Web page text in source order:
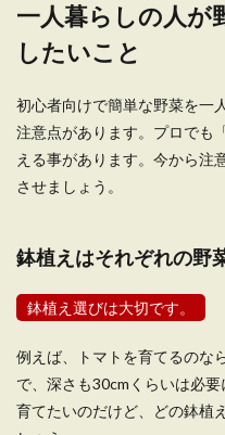
米を
初めて
自炊
養を
るため
めてし
一人暮らしの人が
したいこと
初心者向けで簡単な野菜を一
注意点があります。プロでも
える事があります。今から注
させましょう。
鉢植えはそれぞれの野
鉢植え選びは大切です。
例えば、トマトを育てるのな
で、深さも30cmくらいは必
育てたいのだけど、どの鉢植